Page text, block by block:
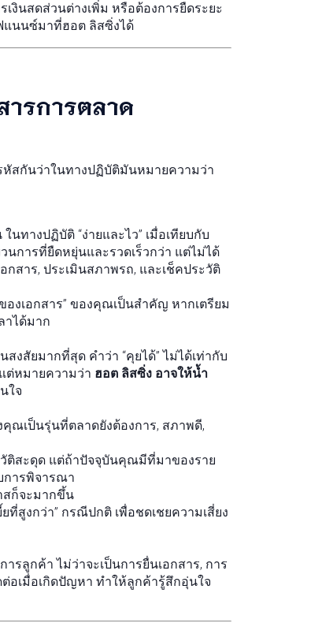
งินสดส่วนต่างเพิ่ม หรือต้องการยืดระยะ
แนนซ์มาที่ฮอต ลิสซิ่งได้
ารการตลาด
สกันว่าในทางปฏิบัติมันหมายความว่า
ทางปฏิบัติ “ง่ายและไว” เมื่อเทียบกับ
นการที่ยืดหยุ่นและรวดเร็วกว่า แต่ไม่ได้
สาร, ประเมินสภาพรถ, และเช็คประวัติ
งเอกสาร” ของคุณเป็นสำคัญ หากเตรียม
าได้มาก
สัยมากที่สุด คำว่า “คุยได้” ไม่ได้เท่ากับ
ต่หมายความว่า ฮอต ลิสซิ่ง อาจให้น้ำ
ใจ
ณเป็นรุ่นที่ตลาดยังต้องการ, สภาพดี,
ติสะดุด แต่ถ้าปัจจุบันคุณมีที่มาของราย
การพิจารณา
สก็จะมากขึ้น
สูงกว่า” กรณีปกติ เพื่อชดเชยความเสี่ยง
ลูกค้า ไม่ว่าจะเป็นการยื่นเอกสาร, การ
อเมื่อเกิดปัญหา ทำให้ลูกค้ารู้สึกอุ่นใจ